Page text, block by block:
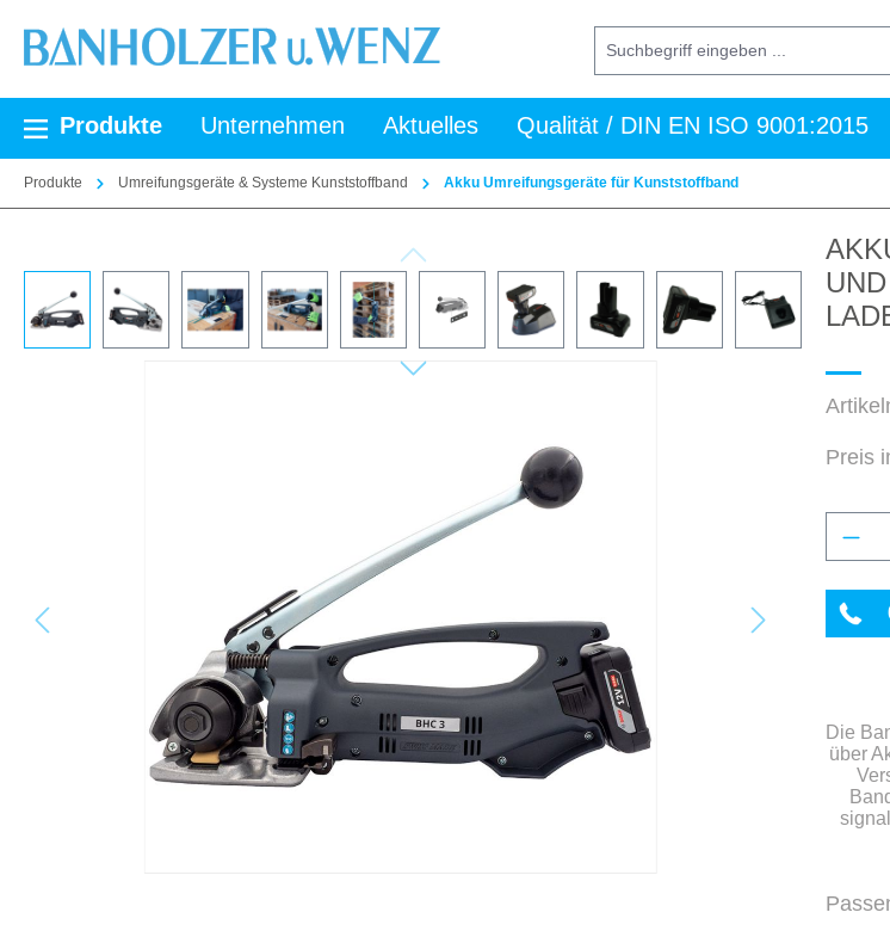
Zur Hauptnavigation springen
Produkte Unternehmen Aktuelles Qualität / DIN EN ISO 9001:2015
Produkte Umreifungsgeräte & Systeme Kunststoffband Akku Umreifungsgeräte für Kunststoffband
Preis
Die
über